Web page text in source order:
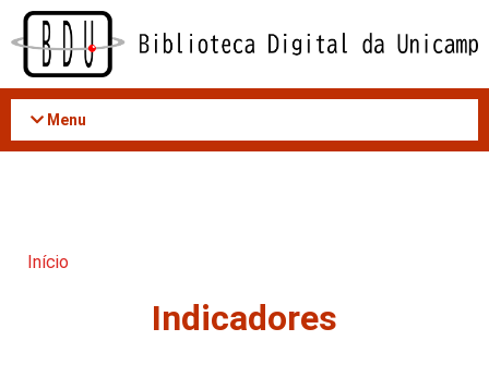
Acessar
conteúdo
Menu
Início
Indicadores